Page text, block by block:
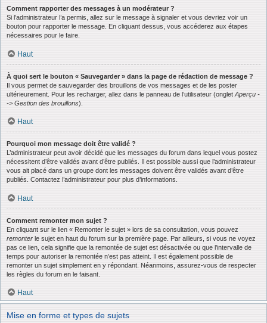
Comment rapporter des messages à un modérateur ?
Si l’administrateur l’a permis, allez sur le message à signaler et vous devriez voir un
bouton pour rapporter le message. En cliquant dessus, vous accéderez aux étapes
nécessaires pour le faire.
Haut
À quoi sert le bouton « Sauvegarder » dans la page de rédaction de message ?
Il vous permet de sauvegarder des brouillons de vos messages et de les poster
ultérieurement. Pour les recharger, allez dans le panneau de l’utilisateur (onglet Aperçu -
-> Gestion des brouillons).
Haut
Pourquoi mon message doit être validé ?
L’administrateur peut avoir décidé que les messages du forum dans lequel vous postez
nécessitent d’être validés avant d’être publiés. Il est possible aussi que l’administrateur
vous ait placé dans un groupe dont les messages doivent être validés avant d’être
publiés. Contactez l’administrateur pour plus d’informations.
Haut
Comment remonter mon sujet ?
En cliquant sur le lien « Remonter le sujet » lors de sa consultation, vous pouvez
remonter le sujet en haut du forum sur la première page. Par ailleurs, si vous ne voyez
pas ce lien, cela signifie que la remontée de sujet est désactivée ou que l’intervalle de
temps pour autoriser la remontée n’est pas atteint. Il est également possible de
remonter un sujet simplement en y répondant. Néanmoins, assurez-vous de respecter
les règles du forum en le faisant.
Haut
Mise en forme et types de sujets